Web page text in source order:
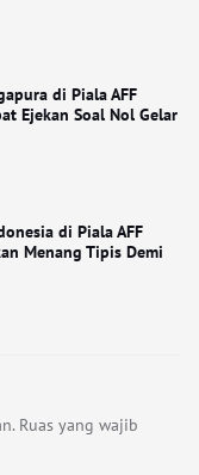
di Piala AFF
Ejekan Soal Nol Gelar
di Piala AFF
Menang Tipis Demi
Ruas yang wajib